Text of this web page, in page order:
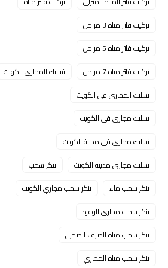
تركيب فلتر مياه 3 مراحل
تركيب فلتر مياه 5 مراحل
تركيب فلتر مياه 7 مراحل
تسليك المجاري الكويت
تسليك المجاري في الكويت
تسليك مجارى فى الكويت
تسليك مجاري في مدينة الكويت
تسليك مجاري مدينة الكويت
تنكر سحب
تنكر سحب ماء
تنكر سحب مجاري الكويت
تنكر سحب مجاري الوفره
تنكر سحب مياه الصرف الصحي
تنكر سحب مياه المجاري